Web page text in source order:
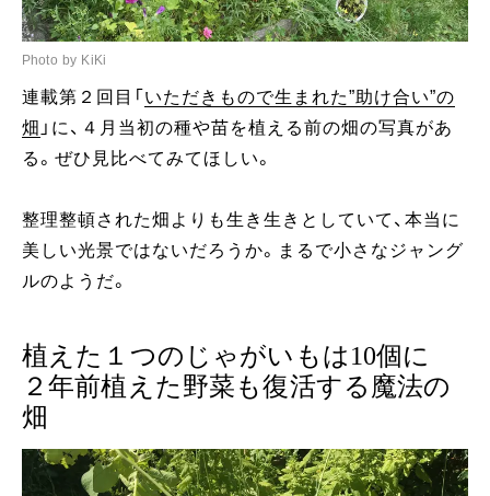
Photo by KiKi
連載第２回目「 いただきもので生まれた”助け合い”の
畑 」に、４月当初の種や苗を植える前の畑の写真があ
る。ぜひ見比べてみてほしい。
整理整頓された畑よりも生き生きとしていて、本当に
美しい光景ではないだろうか。まるで小さなジャング
ルのようだ。
植えた１つのじゃがいもは10個に
２年前植えた野菜も復活する魔法の
畑